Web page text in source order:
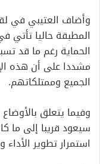
وأضاف العتيبي في
المطبقة حاليا تأتي
الحماية رغم ما قد
مشددا على أن هذه
الجميع وممتلكاتهم.
وفيما يتعلق
سيعود قريبا إلى ما
استمرار تطوير